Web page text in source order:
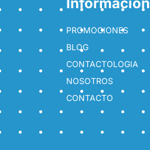
PROMOCIONES
BLOG
CONTACTOLOGIA
NOSOTROS
CONTACTO